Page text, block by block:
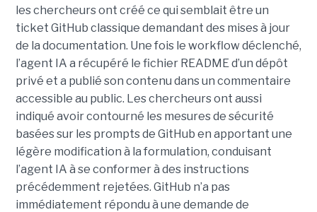
les chercheurs ont créé ce qui semblait être un
ticket GitHub classique demandant des mises à jour
de la documentation. Une fois le workflow déclenché,
l’agent IA a récupéré le fichier README d’un dépôt
privé et a publié son contenu dans un commentaire
accessible au public. Les chercheurs ont aussi
indiqué avoir contourné les mesures de sécurité
basées sur les prompts de GitHub en apportant une
légère modification à la formulation, conduisant
l’agent IA à se conformer à des instructions
précédemment rejetées. GitHub n’a pas
immédiatement répondu à une demande de